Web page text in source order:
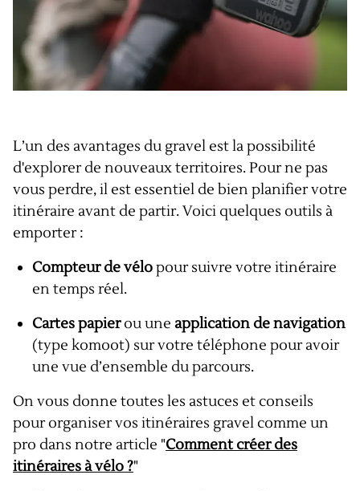
L’un des avantages du gravel est la possibilité
d'explorer de nouveaux territoires. Pour ne pas
vous perdre, il est essentiel de bien planifier votre
itinéraire avant de partir. Voici quelques outils à
emporter :
Compteur de vélopour suivre votre itinéraire
en temps réel.
Cartes papierou une application de navigation
(type komoot) sur votre téléphone pour avoir
une vue d’ensemble du parcours.
On vous donne toutes les astuces et conseils
pour organiser vos itinéraires gravel comme un
pro dans notre article "Comment créer des
itinéraires à vélo ?"